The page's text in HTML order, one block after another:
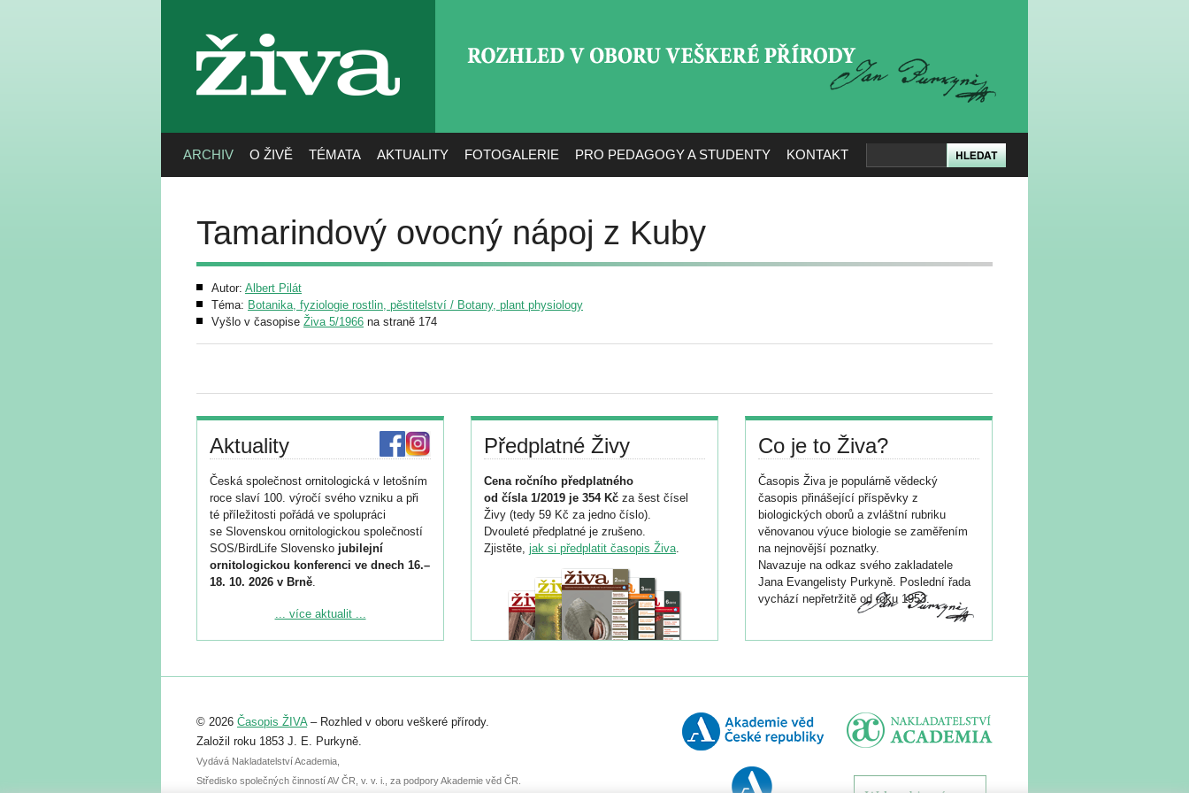
živa
ARCHIV O ŽIVĚ TÉMATA AKTUALITY FOTOGALERIE PRO PEDAGOGY A STUDENTY KONTAKT
Tamarindový ovocný nápoj z Kuby
Autor: Albert Pilát
Téma: Botanika, fyziologie rostlin, pěstitelství / Botany, plant physiology
Vyšlo v časopise Živa 5/1966 na straně 174
Aktuality
Česká společnost ornitologická v letošním
roce slaví 100. výročí svého vzniku a při
té příležitosti pořádá ve spolupráci
se Slovenskou ornitologickou společností
SOS/BirdLife Slovensko jubilejní
ornitologickou konferenci ve dnech 16.–
18. 10. 2026 v Brně.
Podrobnější informace ke konferenci
Registrovat se můžete do 6. září.
abstraktu přihlášené přednášky nebo
posteru je už 30. června.
... více aktualit ...
Předplatné Živy
Cena ročního předplatného
od čísla 1/2019 je 354 Kč za šest čísel
Živy (tedy 59 Kč za jedno číslo).
Dvouleté předplatné je zrušeno.
Zjistěte, jak si předplatit časopis Živa.
Co je to Živa?
Časopis Živa je populárně vědecký
časopis přinášející příspěvky z
biologických oborů a zvláštní rubriku
věnovanou výuce biologie se zaměřením
na nejnovější poznatky.
Navazuje na odkaz svého zakladatele
Jana Evangelisty Purkyně. Poslední řada
vychází nepřetržitě od roku 1953.
© 2026 Časopis ŽIVA– Rozhled v oboru veškeré přírody.
Založil roku 1853 J. E. Purkyně.
Vydává Nakladatelství Academia,
Středisko společných činností AV ČR, v. v. i., za podpory Akademie věd ČR.